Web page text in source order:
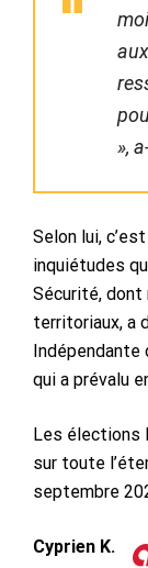
»,
Selon lui,
inquiétudes
Sécurité,
territoriaux, a
Indépendante
qui a prévalu
Les élections
sur toute
septembre
Cyprien K.